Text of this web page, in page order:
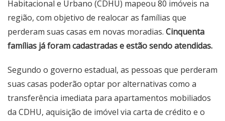
Habitacional e Urbano (CDHU) mapeou 80 imóveis na
região, com objetivo de realocar as famílias que
perderam suas casas em novas moradias. Cinquenta
famílias já foram cadastradas e estão sendo atendidas.
Segundo o governo estadual, as pessoas que perderam
suas casas poderão optar por alternativas como a
transferência imediata para apartamentos mobiliados
da CDHU, aquisição de imóvel via carta de crédito e o